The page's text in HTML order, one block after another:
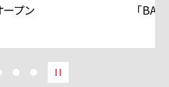
ンドオープン